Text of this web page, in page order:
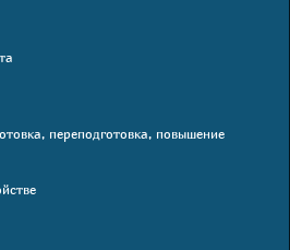
переподготовка, повышение